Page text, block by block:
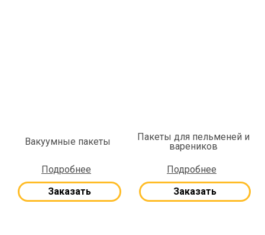
Вакуумные пакеты
Подробнее
Заказать
Пакеты для пельменей и
вареников
Подробнее
Заказать